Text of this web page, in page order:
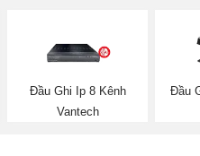
Đầu Ghi Ip 8 Kênh
Vantech
Đầu